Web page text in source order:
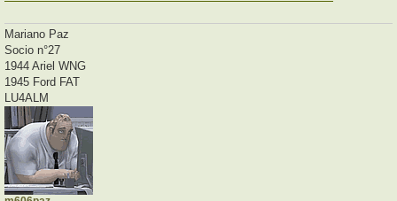
Mariano Paz
Socio n°27
1944 Ariel WNG
1945 Ford FAT
LU4ALM